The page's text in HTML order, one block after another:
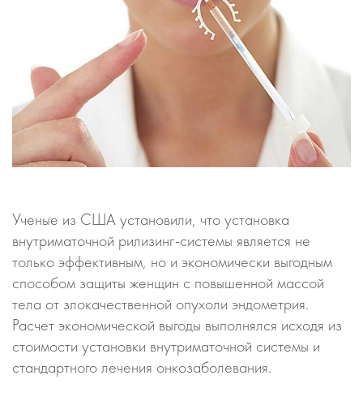
Ученые из США установили, что установка
внутриматочной рилизинг-системы является не
только эффективным, но и экономически выгодным
способом защиты женщин с повышенной массой
тела от злокачественной опухоли эндометрия.
Расчет экономической выгоды выполнялся исходя из
стоимости установки внутриматочной системы и
стандартного лечения онкозаболевания.